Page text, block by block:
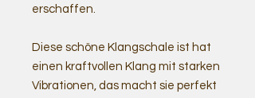
erschaffen.
Diese schöne Klangschale ist hat
einen kraftvollen Klang mit starken
Vibrationen, das macht sie perfekt